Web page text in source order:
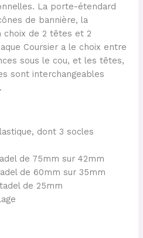
La porte-étendard
de bannière, la
choix de 2 têtes et 2
Coursier a le choix entre
sous le cou, et les têtes,
sont interchangeables
dont 3 socles
de 75mm sur 42mm
de 60mm sur 35mm
de 25mm